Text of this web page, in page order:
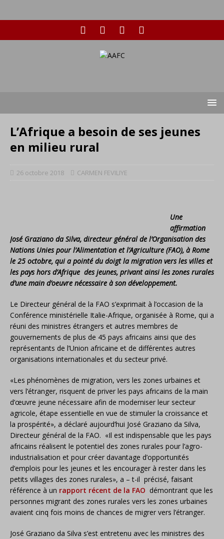
L’Afrique a besoin de ses jeunes
en milieu rural
26 octobre 2018 CARMEN FEVILIYE
Une
affirmation
José Graziano da Silva, directeur général de l’Organisation des
Nations Unies pour l’Alimentation et l’Agriculture (FAO), à Rome
le 25 octobre, qui a pointé du doigt la migration vers les villes et
les pays hors d’Afrique des jeunes, privant ainsi les zones rurales
d’une main d’oeuvre nécessaire à son développement.
Le Directeur général de la FAO s’exprimait à l’occasion de la
Conférence ministérielle Italie-Afrique, organisée à Rome, qui a
réuni des ministres étrangers et autres membres de
gouvernements de plus de 45 pays africains ainsi que des
représentants de l’Union africaine et de différentes autres
organisations internationales et du secteur privé.
«Les phénomènes de migration, vers les zones urbaines et
vers l’étranger, risquent de priver les pays africains de la main
d’œuvre jeune nécessaire afin de moderniser leur secteur
agricole, étape essentielle en vue de stimuler la croissance et
la prospérité», a déclaré aujourd’hui José Graziano da Silva,
Directeur général de la FAO. «Il est indispensable que les pays
africains réalisent le potentiel des zones rurales pour l’agro-
industrialisation et pour créer davantage d’opportunités
d’emplois pour les jeunes et les encourager à rester dans les
petits villages des zones rurales», a – t-il précisé, faisant
référence à un rapport récent de la FAO démontrant que les
personnes migrant des zones rurales vers les zones urbaines
avaient cinq fois moins de chances de migrer vers l’étranger.
José Graziano da Silva s’est entretenu avec les ministres des